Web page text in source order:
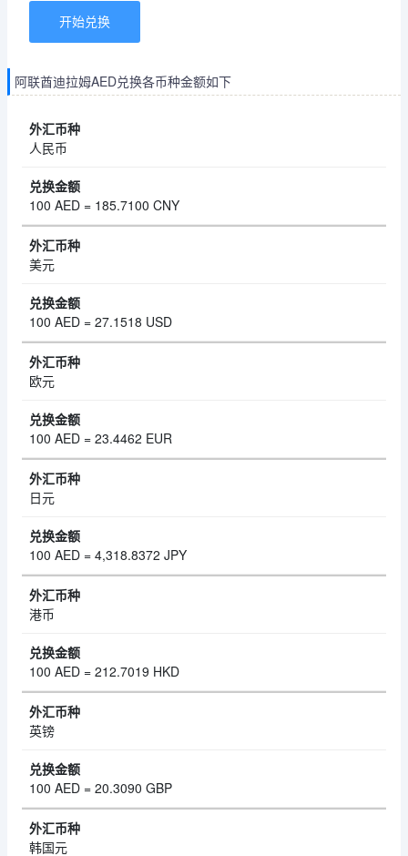
阿联酋迪拉姆AED兑换各币种金额如下
人民币
100 AED = 185.7100 CNY
美元
100 AED = 27.1518 USD
欧元
100 AED = 23.4462 EUR
日元
100 AED = 4,318.8372 JPY
港币
100 AED = 212.7019 HKD
英镑
100 AED = 20.3090 GBP
韩国元